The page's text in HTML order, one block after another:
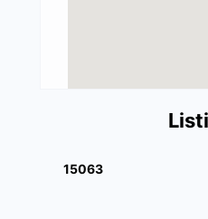
15063